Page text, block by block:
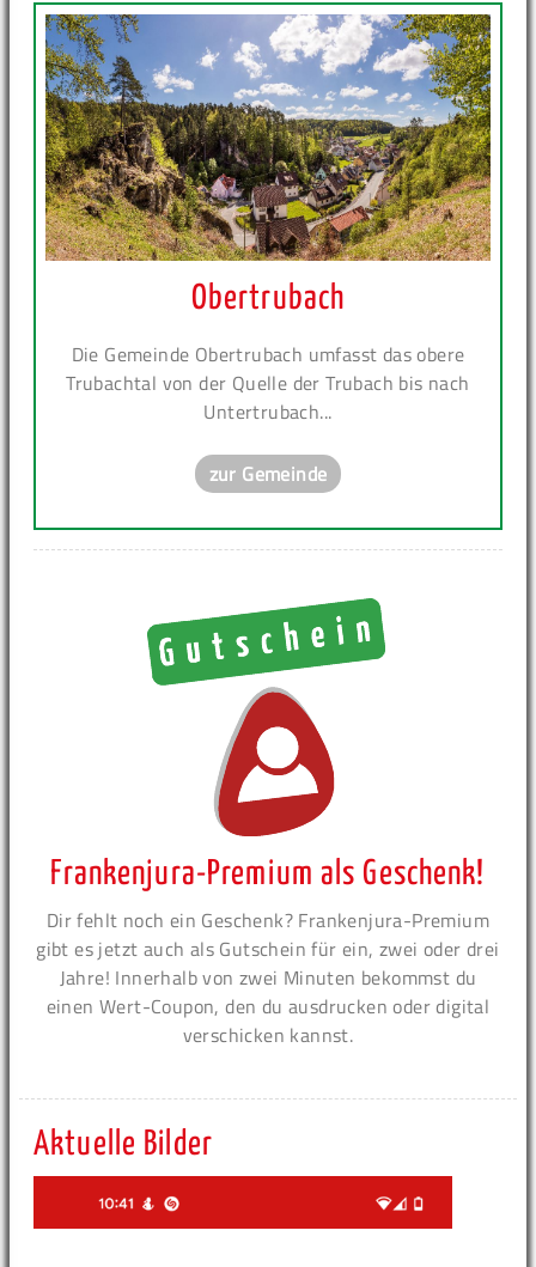
Obertrubach
Die Gemeinde Obertrubach umfasst das obere
Trubachtal von der Quelle der Trubach bis nach
Untertrubach...
zur Gemeinde
Frankenjura-Premium als Geschenk!
Dir fehlt noch ein Geschenk? Frankenjura-Premium
gibt es jetzt auch als Gutschein für ein, zwei oder drei
Jahre! Innerhalb von zwei Minuten bekommst du
einen Wert-Coupon, den du ausdrucken oder digital
verschicken kannst.
Aktuelle Bilder